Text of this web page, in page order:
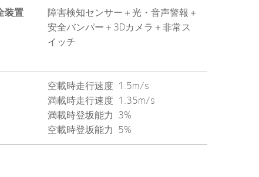
装置
障害検知センサー＋光・音声警報＋
安全バンパー＋3Dカメラ＋非常ス
イッチ
空載時走行速度 1.5m/s
満載時走行速度 1.35m/s
満載時登坂能力 3%
空載時登坂能力 5%